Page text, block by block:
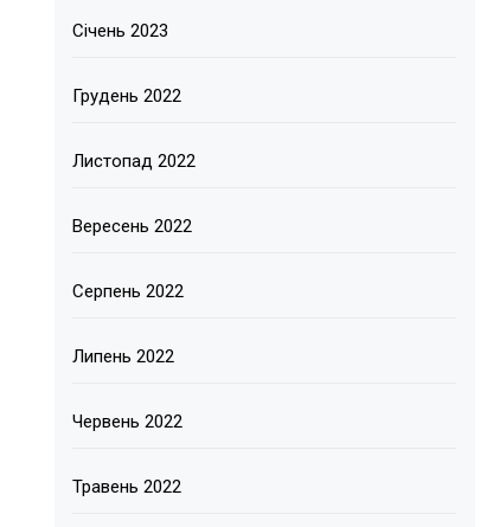
Січень 2023
Грудень 2022
Листопад 2022
Вересень 2022
Серпень 2022
Липень 2022
Червень 2022
Травень 2022